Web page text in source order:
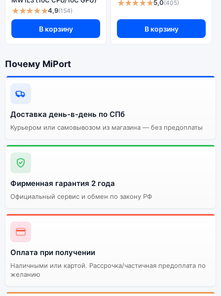
★★★★★4,9(154)
В корзину
★★★★★5,0(405)
В корзину
Почему MiPort
Доставка день-в-день по СПб
Курьером или самовывозом из магазина — без предоплаты
Фирменная гарантия 2 года
Официальный сервис и обмен по закону РФ
Оплата при получении
Наличными или картой. Рассрочка/частичная предоплата по
желанию